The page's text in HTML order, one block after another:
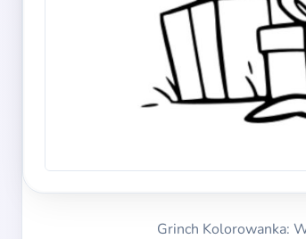
Grinch Kolorowanka: